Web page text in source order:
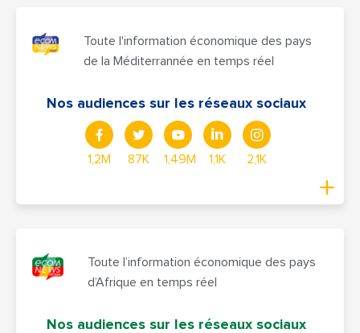
Toute l'information économique des pays
de la Méditerrannée en temps réel
Nos audiences sur les réseaux sociaux
1,2M 87K 1,49M 1,1K 2,1K
Toute l’information économique des pays
d’Afrique en temps réel
Nos audiences sur les réseaux sociaux